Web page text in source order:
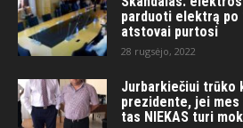
parduoti elektrą po
atstovai purtosi
28 rugsėjo, 2022
Jurbarkiečiui trūko
prezidente, jei mes
tas NIEKAS turi